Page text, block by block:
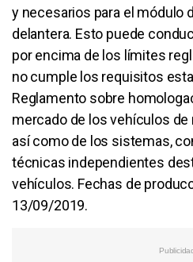
y necesarios para el módulo
delantera. Esto puede
por encima de los límites
no cumple los requisitos
Reglamento sobre
mercado de los vehículos
así como de los sistemas,
técnicas independientes
vehículos. Fechas de
13/09/2019.